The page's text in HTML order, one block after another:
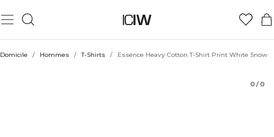
Domicile / Hommes / T-Shirts / Essence Heavy Cotton T-Shirt Print White Snow
0 / 0